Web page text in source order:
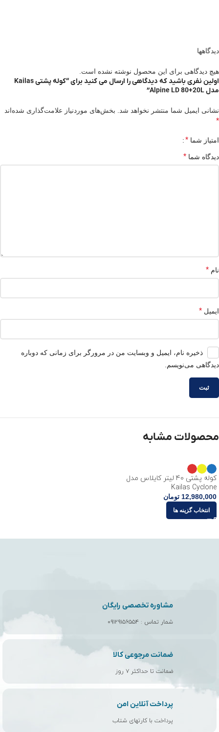
دیدگاهها
هیچ دیدگاهی برای این محصول نوشته نشده است.
اولین نفری باشید که دیدگاهی را ارسال می کنید برای “کوله پشتی Kailas
مدل Alpine LD 80+20L”
نشانی ایمیل شما منتشر نخواهد شد. بخش‌های موردنیاز علامت‌گذاری شده‌اند
*
امتیاز شما *
دیدگاه شما *
نام *
ایمیل *
ذخیره نام، ایمیل و وبسایت من در مرورگر برای زمانی که دوباره
دیدگاهی می‌نویسم.
محصولات مشابه
کوله پشتی 40 لیتر کایلاس مدل
Kailas Cyclone
12,980,000 تومان
انتخاب گزینه ها
مشاوره تخصصی رایگان
شمار تماس : ۰۹۱۲۹۱۵۶۵۵۴
ضمانت مرجوعی کالا
ضمانت تا حداکثر ۷ روز
پرداخت آنلاین امن
پرداخت با کارتهای شتاب